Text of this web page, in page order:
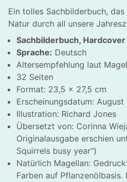
Ein tolles Sachbilderbuch,
Natur durch all unsere
Sachbilderbuch, Hardcover
Sprache: Deutsch
Altersempfehlung laut
32 Seiten
Format: 23,5 x 27,5 cm
Erscheinungsdatum:
Illustration: Richard Jones
Übersetzt von: Corinna
Originalausgabe erschien
Squirrels busy year")
Natürlich Magellan:
Farben auf